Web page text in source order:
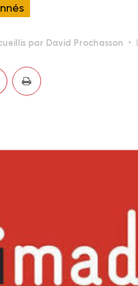
par David Prochasson